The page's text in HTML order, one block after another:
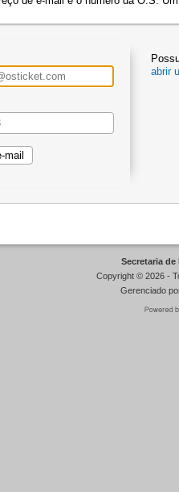
abrir
Secretaria
Copyright © 2026 -
Gerenciado